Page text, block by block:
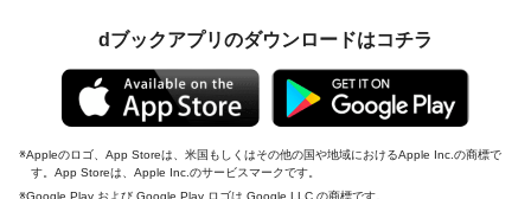
dブックアプリのダウンロードはコチラ
Appleのロゴ、App Storeは、米国もしくはその他の国や地域におけるApple Inc.の商標で
す。App Storeは、Apple Inc.のサービスマークです。
Google Play および Google Play ロゴは Google LLC の商標です。